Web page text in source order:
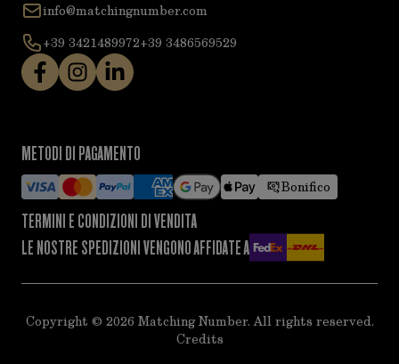
info@matchingnumber.com
+39 3421489972+39 3486569529
METODI DI PAGAMENTO
Bonifico
TERMINI E CONDIZIONI DI VENDITA
LE NOSTRE SPEDIZIONI VENGONO AFFIDATE A
Copyright © 2026 Matching Number. All rights reserved.
Credits